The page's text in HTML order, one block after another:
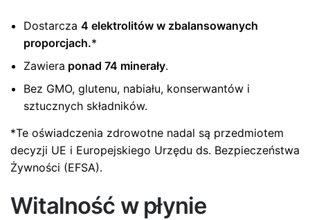
Dostarcza4 elektrolitów w zbalansowanych
proporcjach.*
Zawiera ponad 74 minerały.
Bez GMO, glutenu, nabiału, konserwantów i
sztucznych składników.
*Te oświadczenia zdrowotne nadal są przedmiotem
decyzji UE i Europejskiego Urzędu ds. Bezpieczeństwa
Żywności (EFSA).
Witalność w płynie